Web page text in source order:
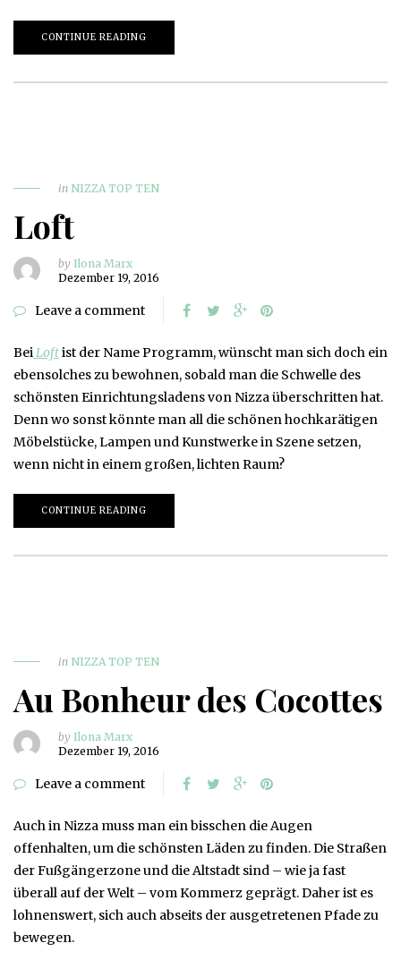
CONTINUE READING
in NIZZA TOP TEN
Loft
by Ilona Marx
Dezember 19, 2016
Leave a comment
BeiLoftist der Name Programm, wünscht man sich doch ein
ebensolches zu bewohnen, sobald man die Schwelle des
schönsten Einrichtungsladens von Nizza überschritten hat.
Denn wo sonst könnte man all die schönen hochkarätigen
Möbelstücke, Lampen und Kunstwerke in Szene setzen,
wenn nicht in einem großen, lichten Raum?
CONTINUE READING
in NIZZA TOP TEN
Au Bonheur des Cocottes
by Ilona Marx
Dezember 19, 2016
Leave a comment
Auch in Nizza muss man ein bisschen die Augen
offenhalten, um die schönsten Läden zu finden. Die Straßen
der Fußgängerzone und die Altstadt sind – wie ja fast
überall auf der Welt – vom Kommerz geprägt. Daher ist es
lohnenswert, sich auch abseits der ausgetretenen Pfade zu
bewegen.